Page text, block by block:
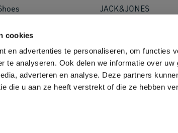
cookies
en advertenties te personaliseren, om functies
te analyseren. Ook delen we informatie over uw
adverteren en analyse. Deze partners
die u aan ze heeft verstrekt of die ze hebben
Towels
Supplies
JACK&JONES
Fruit of the Loom
Russell Athletic
SOL'S
Neoblu